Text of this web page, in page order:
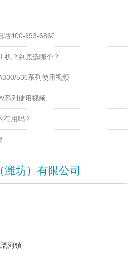
话400-993-6860
机？到底选哪个？
530系列使用视频
系列使用视频
有用吗？
坊）有限公司
河镇